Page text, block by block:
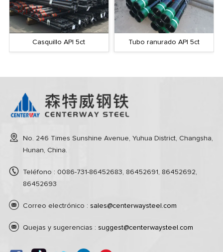
Casquillo API 5ct Tubo ranurado API 5ct
No. 246 Times Sunshine Avenue, Yuhua District, Changsha,
Hunan, China.
Teléfono : 0086-731-86452683, 86452691, 86452692,
86452693
Correo electrónico : sales@centerwaysteel.com
Quejas y sugerencias : suggest@centerwaysteel.com